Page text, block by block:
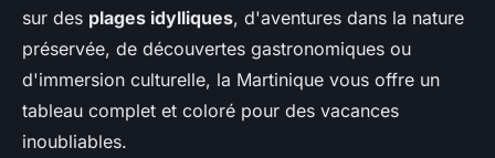
sur des plages idylliques, d'aventures dans la nature
préservée, de découvertes gastronomiques ou
d'immersion culturelle, la Martinique vous offre un
tableau complet et coloré pour des vacances
inoubliables.